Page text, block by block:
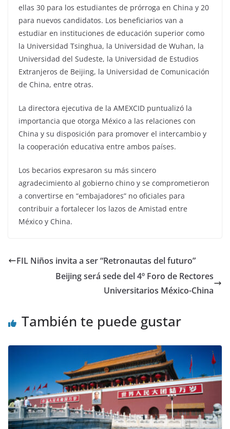
ellas 30 para los estudiantes de prórroga en China y 20
para nuevos candidatos. Los beneficiarios van a
estudiar en instituciones de educación superior como
la Universidad Tsinghua, la Universidad de Wuhan, la
Universidad del Sudeste, la Universidad de Estudios
Extranjeros de Beijing, la Universidad de Comunicación
de China, entre otras.
La directora ejecutiva de la AMEXCID puntualizó la
importancia que otorga México a las relaciones con
China y su disposición para promover el intercambio y
la cooperación educativa entre ambos países.
Los becarios expresaron su más sincero
agradecimiento al gobierno chino y se comprometieron
a convertirse en “embajadores” no oficiales para
contribuir a fortalecer los lazos de Amistad entre
México y China.
FIL Niños invita a ser “Retronautas del futuro”
Beijing será sede del 4º Foro de Rectores
Universitarios México-China
También te puede gustar